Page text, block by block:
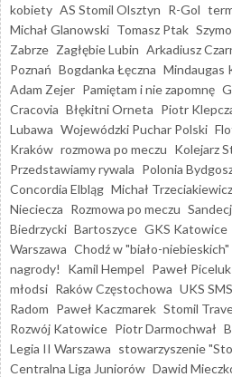
kobiety AS Stomil Olsztyn R-Gol
Michał Glanowski Tomasz Ptak
Zabrze Zagłębie Lubin Arkadiusz
Poznań Bogdanka Łęczna Mindaugas
Adam Zejer Pamiętam i nie zapomnę
Cracovia Błękitni Orneta Piotr
Lubawa Wojewódzki Puchar Polski
Kraków rozmowa po meczu Kolejarz
Przedstawiamy rywala Polonia
Concordia Elbląg Michał Trzeciakiewicz
Nieciecza Rozmowa po meczu
Biedrzycki Bartoszyce GKS Katowice
Warszawa Chodź w "biało-
nagrody!
Kamil Hempel Paweł Piceluk
młodsi Raków Częstochowa UKS
Radom Paweł Kaczmarek Stomil
Rozwój Katowice Piotr Darmochwał
Legia II Warszawa stowarzyszenie
Centralna Liga Juniorów Dawid